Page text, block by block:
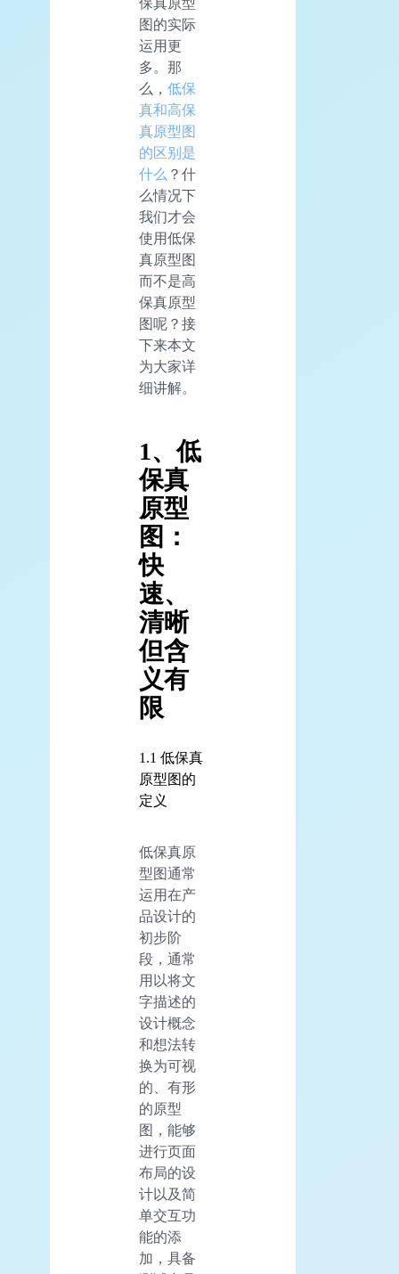
图的实际
运用更
多。那
么， 低保
真和高保
真原型图
的区别是
什么 ？什
么情况下
我们才会
使用低保
真原型图
而不是高
保真原型
图呢？接
下来本文
为大家详
细讲解。
1、低
保真
原型
图：
快
速、
清晰
但含
义有
限
1.1 低保真
原型图的
定义
低保真原
型图通常
运用在产
品设计的
初步阶
段，通常
用以将文
字描述的
设计概念
和想法转
换为可视
的、有形
的原型
图，能够
进行页面
布局的设
计以及简
单交互功
能的添
加，具备